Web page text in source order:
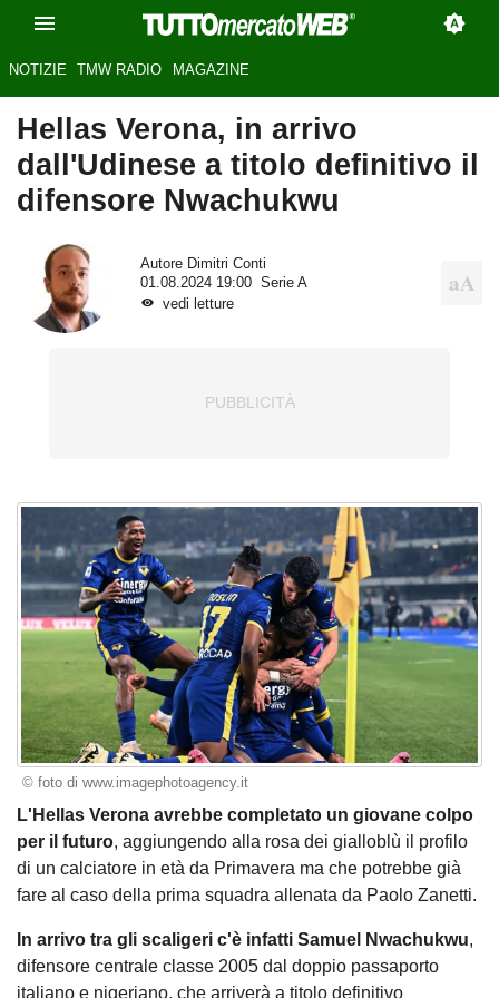
NOTIZIE TMW RADIO MAGAZINE
Hellas Verona, in arrivo
dall'Udinese a titolo definitivo il
difensore Nwachukwu
Autore Dimitri Conti
01.08.2024 19:00
Serie A
vedi letture
© foto di www.imagephotoagency.it
L'Hellas Verona avrebbe completato un giovane colpo
per il futuro, aggiungendo alla rosa dei gialloblù il profilo
di un calciatore in età da Primavera ma che potrebbe già
fare al caso della prima squadra allenata da Paolo Zanetti.
In arrivo tra gli scaligeri c'è infatti Samuel Nwachukwu,
difensore centrale classe 2005 dal doppio passaporto
italiano e nigeriano, che arriverà a titolo definitivo